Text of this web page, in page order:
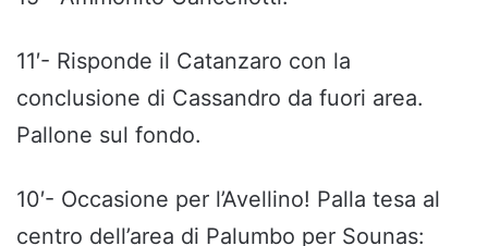
11′- Risponde il Catanzaro con la
conclusione di Cassandro da fuori area.
Pallone sul fondo.
10′- Occasione per l’Avellino! Palla tesa al
centro dell’area di Palumbo per Sounas: